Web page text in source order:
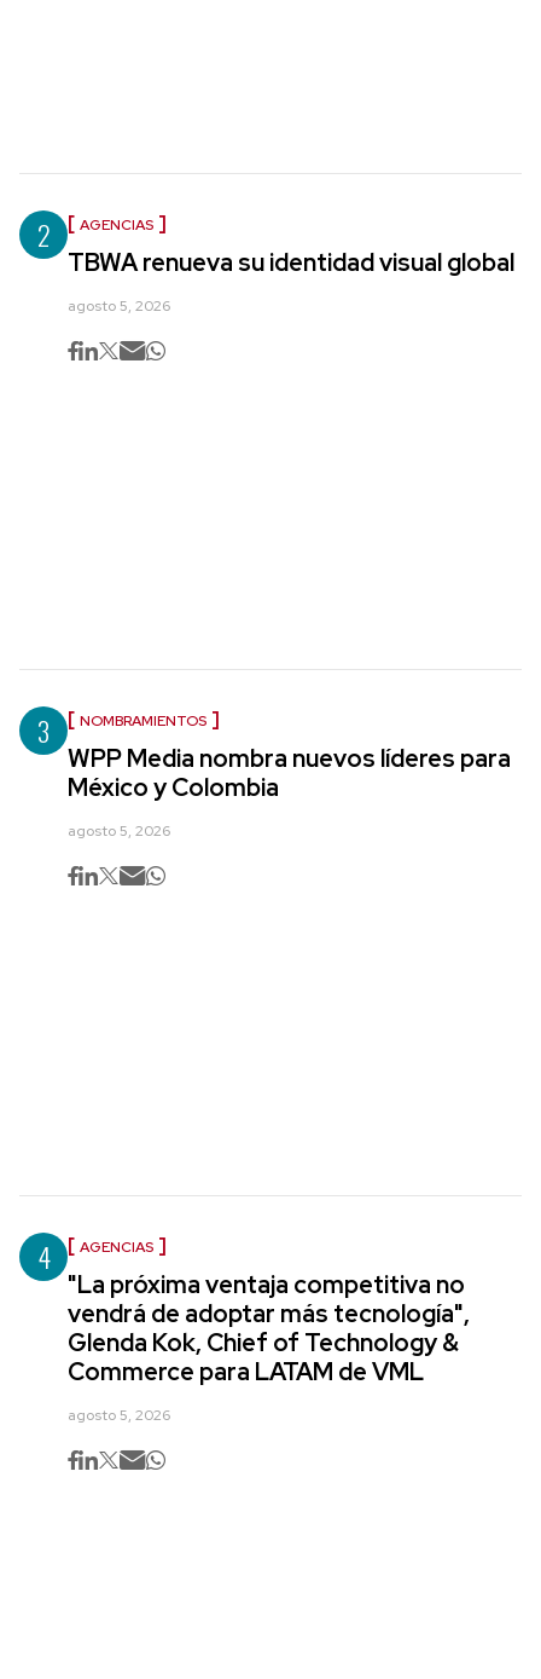
2 AGENCIAS
TBWA renueva su identidad visual global
agosto 5, 2026
3 NOMBRAMIENTOS
WPP Media nombra nuevos líderes para
México y Colombia
agosto 5, 2026
4 AGENCIAS
"La próxima ventaja competitiva no
vendrá de adoptar más tecnología",
Glenda Kok, Chief of Technology &
Commerce para LATAM de VML
agosto 5, 2026